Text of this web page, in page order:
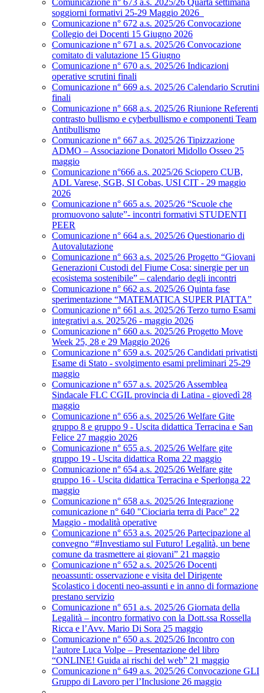
Comunicazione n° 673 a.s. 2025/26 Quarta settimana
soggiorni formativi 25-29 Maggio 2026
Comunicazione n° 672 a.s. 2025/26 Convocazione
Collegio dei Docenti 15 Giugno 2026
Comunicazione n° 671 a.s. 2025/26 Convocazione
comitato di valutazione 15 Giugno
Comunicazione n° 670 a.s. 2025/26 Indicazioni
operative scrutini finali
Comunicazione n° 669 a.s. 2025/26 Calendario Scrutini
finali
Comunicazione n° 668 a.s. 2025/26 Riunione Referenti
contrasto bullismo e cyberbullismo e componenti Team
Antibullismo
Comunicazione n° 667 a.s. 2025/26 Tipizzazione
ADMO – Associazione Donatori Midollo Osseo 25
maggio
Comunicazione n°666 a.s. 2025/26 Sciopero CUB,
ADL Varese, SGB, SI Cobas, USI CIT - 29 maggio
2026
Comunicazione n° 665 a.s. 2025/26 “Scuole che
promuovono salute”- incontri formativi STUDENTI
PEER
Comunicazione n° 664 a.s. 2025/26 Questionario di
Autovalutazione
Comunicazione n° 663 a.s. 2025/26 Progetto “Giovani
Generazioni Custodi del Fiume Cosa: sinergie per un
ecosistema sostenibile” – calendario degli incontri
Comunicazione n° 662 a.s. 2025/26 Quinta fase
sperimentazione “MATEMATICA SUPER PIATTA”
Comunicazione n° 661 a.s. 2025/26 Terzo turno Esami
integrativi a.s. 2025/26 - maggio 2026
Comunicazione n° 660 a.s. 2025/26 Progetto Move
Week 25, 28 e 29 Maggio 2026
Comunicazione n° 659 a.s. 2025/26 Candidati privatisti
Esame di Stato - svolgimento esami preliminari 25-29
maggio
Comunicazione n° 657 a.s. 2025/26 Assemblea
Sindacale FLC CGIL provincia di Latina - giovedì 28
maggio
Comunicazione n° 656 a.s. 2025/26 Welfare Gite
gruppo 8 e gruppo 9 - Uscita didattica Terracina e San
Felice 27 maggio 2026
Comunicazione n° 655 a.s. 2025/26 Welfare gite
gruppo 19 - Uscita didattica Roma 22 maggio
Comunicazione n° 654 a.s. 2025/26 Welfare gite
gruppo 16 - Uscita didattica Terracina e Sperlonga 22
maggio
Comunicazione n° 658 a.s. 2025/26 Integrazione
comunicazione n° 640 "Ciociaria terra di Pace" 22
Maggio - modalità operative
Comunicazione n° 653 a.s. 2025/26 Partecipazione al
convegno “#Investiamo sul Futuro! Legalità, un bene
comune da trasmettere ai giovani” 21 maggio
Comunicazione n° 652 a.s. 2025/26 Docenti
neoassunti: osservazione e visita del Dirigente
Scolastico i docenti neo-assunti e in anno di formazione
prestano servizio
Comunicazione n° 651 a.s. 2025/26 Giornata della
Legalità – incontro formativo con la Dott.ssa Rossella
Ricca e l’Avv. Mario Di Sora 25 maggio
Comunicazione n° 650 a.s. 2025/26 Incontro con
l’autore Luca Volpe – Presentazione del libro
“ONLINE! Guida ai rischi del web” 21 maggio
Comunicazione n° 649 a.s. 2025/26 Convocazione GLI
Gruppo di Lavoro per l’Inclusione 26 maggio